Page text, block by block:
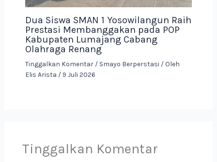
Dua Siswa SMAN 1 Yosowilangun Raih
Prestasi Membanggakan pada POP
Kabupaten Lumajang Cabang
Olahraga Renang
Tinggalkan Komentar / Smayo Berperstasi / Oleh
Elis Arista / 9 Juli 2026
Tinggalkan Komentar